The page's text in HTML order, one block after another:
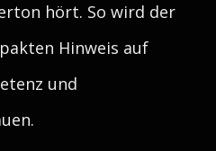
hört. So wird der
Hinweis auf
und